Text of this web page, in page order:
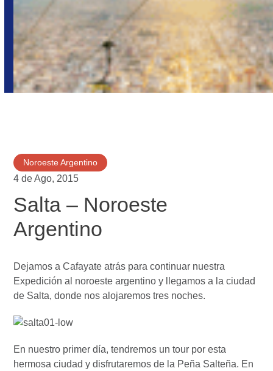
Noroeste Argentino
4 de Ago, 2015
Salta – Noroeste
Argentino
Dejamos a Cafayate atrás para continuar nuestra
Expedición al noroeste argentino y llegamos a la ciudad
de Salta, donde nos alojaremos tres noches.
En nuestro primer día, tendremos un tour por esta
hermosa ciudad y disfrutaremos de la Peña Salteña. En